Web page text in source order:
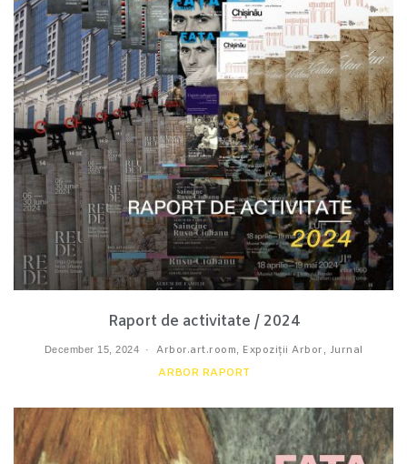
Raport de activitate / 2024
December 15, 2024 Arbor.art.room Expoziții Arbor Jurnal
ARBOR RAPORT